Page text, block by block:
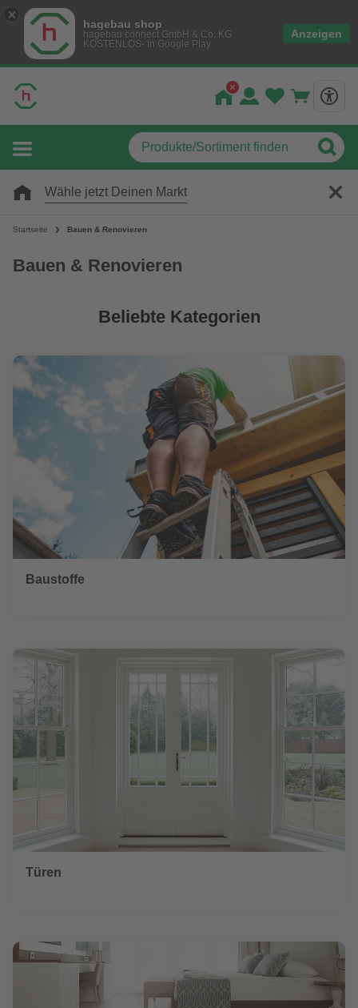
hagebau shop
hagebau connect GmbH & Co. KG
KOSTENLOS- In Google Play
Anzeigen
Wähle jetzt Deinen Markt
Startseite Bauen & Renovieren
Bauen & Renovieren
Beliebte Kategorien
Baustoffe
Türen